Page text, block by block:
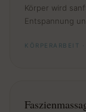
Körper wird
Entspannung
KÖRPERARBEIT